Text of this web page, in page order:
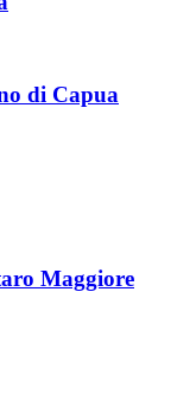
di Capua
Maggiore